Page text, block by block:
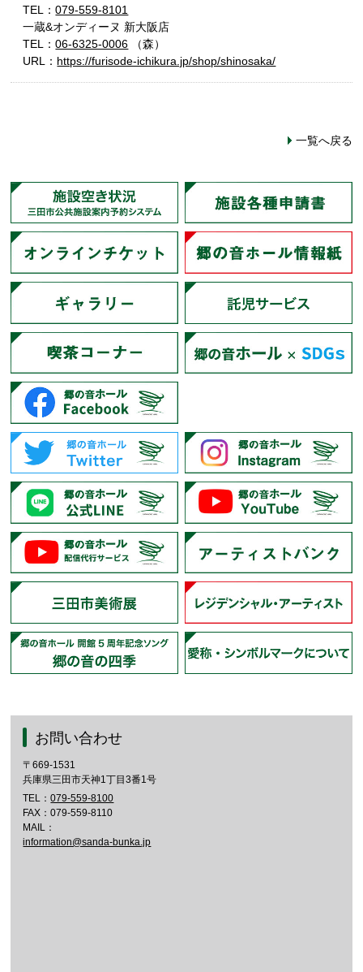
TEL：079-559-8101
一蔵&オンディーヌ 新大阪店
TEL：06-6325-0006 （森）
URL： https://furisode-ichikura.jp/shop/shinosaka/
一覧へ戻る
お問い合わせ
〒669-1531
兵庫県三田市天神1丁目3番1号
TEL：079-559-8100
FAX：079-559-8110
MAIL：
information@sanda-bunka.jp